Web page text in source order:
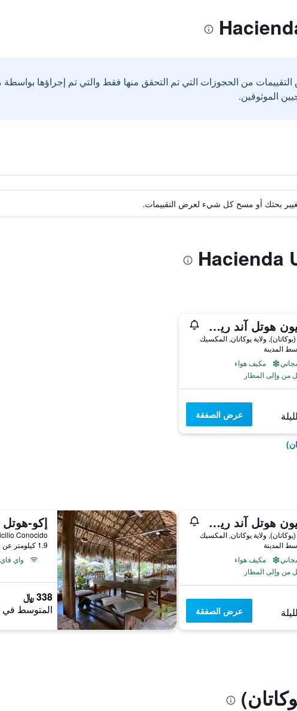
من الحجوزات التي تم التحقق منها فقط والتي تم إجراؤها
بحثك أو مسح كل شيء لعرض التقييمات.
ذا بيكلد ونيون هوتل آند ريستورانت أكسمال
مكيف هواء
من وإلى المطار
عرض الصفقة
ذا بيكلد ونيون هوتل آند ريستورانت أكسمال
مكيف هواء
من وإلى المطار
عرض الصفقة
إكو-هوتل
1.9 كيلومتر عن وسط المدينة
واي
338 ﷼
المتوسط في